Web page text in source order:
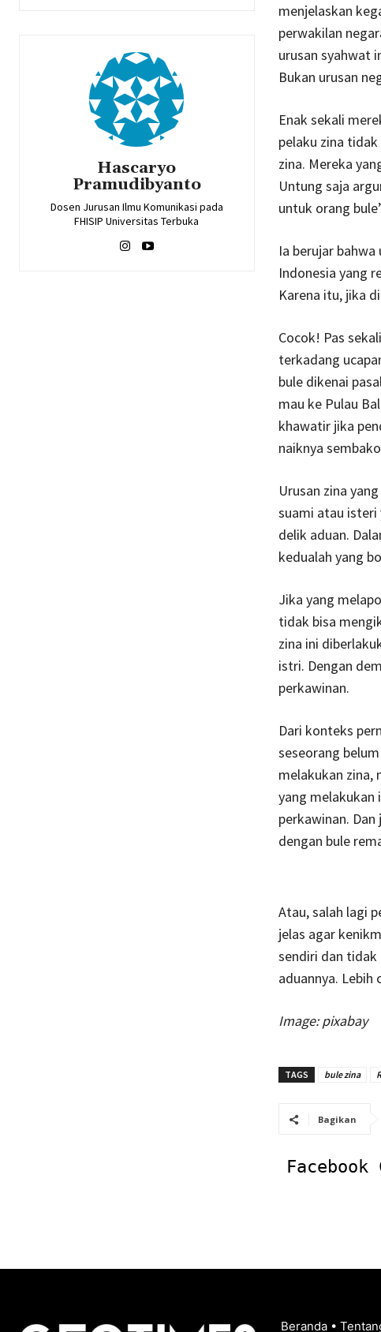
Hascaryo
Pramudibyanto
Dosen Jurusan Ilmu Komunikasi pada
FHISIP Universitas Terbuka
menjelaskan
perwakilan
urusan syahwat
Bukan urusan
Enak sekali
pelaku zina
zina. Mereka
Untung saja
untuk orang
Ia berujar
Indonesia yang
Karena itu, jika
Cocok! Pas
terkadang
bule dikenai
mau ke Pulau
khawatir jika
naiknya
Urusan zina
suami atau isteri
delik aduan.
kedualah yang
Jika yang
tidak bisa
zina ini
istri. Dengan
perkawinan.
Dari konteks
seseorang
melakukan zina,
yang melakukan
perkawinan.
dengan bule
Atau, salah lagi
jelas agar
sendiri dan tidak
aduannya.
Image: pixabay
TAGS bule zina
Bagikan
Facebook
Beranda •